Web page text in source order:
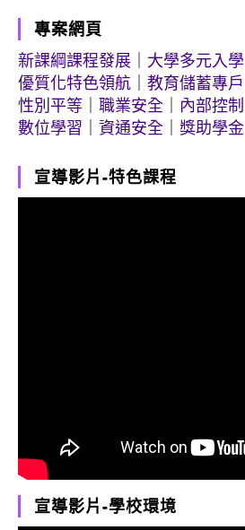
專案網頁
新課綱課程發展
大學多元入學
優質化特色領航
教育儲蓄專戶
性別平等
職業安全
內部控制
數位學習
資通安全 獎助學金
宣導影片-特色課程
宣導影片-學校環境